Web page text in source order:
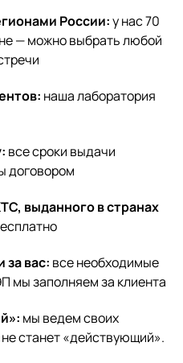
России:у нас 70
— можно выбрать любой
наша лаборатория
все сроки выдачи
договором
выданного в странах
за вас: все необходимые
мы заполняем за клиента
мы ведем своих
станет «действующий».